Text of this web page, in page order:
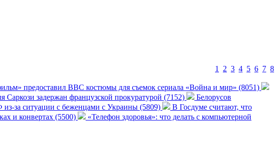
1 2 3 4 5 6 7 8
предоставил ВВС костюмы для съемок сериала «Война и мир» (8051)
задержан французской прокуратурой (7152)
Белорусов
за ситуации с беженцами с Украины (5809)
В Госдуме считают, что
и конвертах (5500)
«Телефон здоровья»: что делать с компьютерной